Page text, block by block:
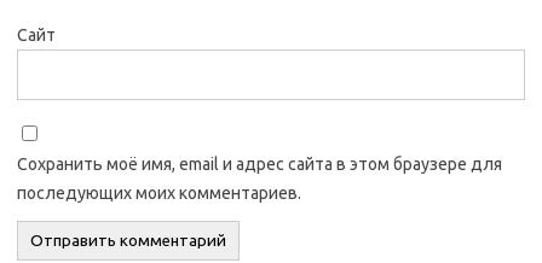
Сайт
Сохранить моё имя, email и адрес сайта в этом браузере для
последующих моих комментариев.